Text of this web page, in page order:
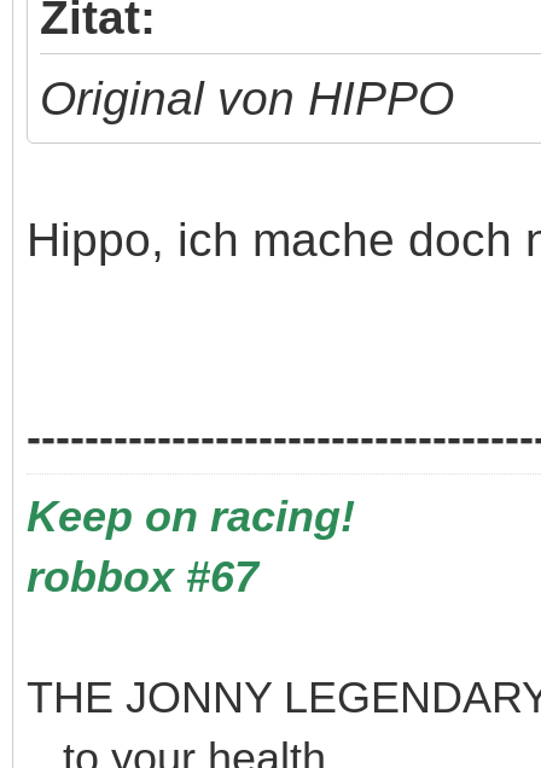
Zitat:
Original von HIPPO
Hippo, ich mache doch
Keep on racing!
robbox #67
THE JONNY
...to your health...